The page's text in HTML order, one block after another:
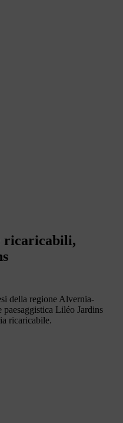
ricaricabili,
della regione Alvernia-
Liléo Jardins
ricaricabile.